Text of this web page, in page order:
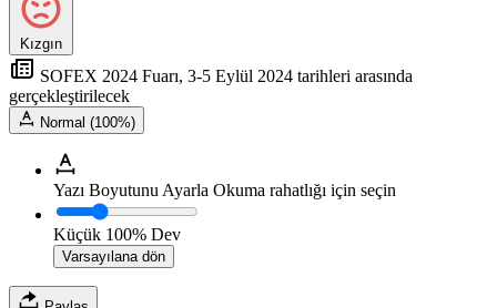
Kızgın
SOFEX 2024 Fuarı, 3-5 Eylül 2024 tarihleri arasında
gerçekleştirilecek
Normal (100%)
Yazı Boyutunu Ayarla Okuma rahatlığı için seçin
Küçük 100% Dev
Varsayılana dön